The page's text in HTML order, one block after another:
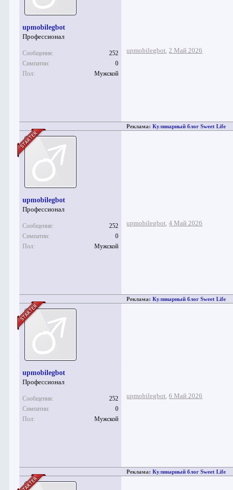
upmobilegbot
Профессионал
Сообщения:
252
Симпатии:
0
Пол:
Мужской
upmobilegbot 2 Май 2026
Реклама: Кулинарный блог Sweet Life
upmobilegbot
Профессионал
Сообщения:
252
Симпатии:
0
Пол:
Мужской
upmobilegbot 4 Май 2026
Реклама: Кулинарный блог Sweet Life
upmobilegbot
Профессионал
Сообщения:
252
Симпатии:
0
Пол:
Мужской
upmobilegbot 6 Май 2026
Реклама: Кулинарный блог Sweet Life